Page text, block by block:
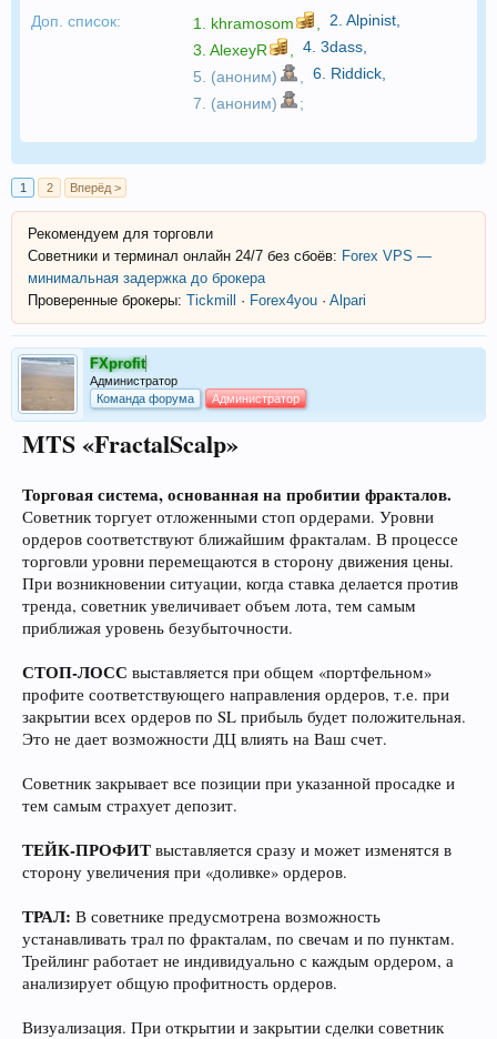
Доп. список:
1. khramosom 2. Alpinist
3. AlexeyR 4. 3dass
5. (аноним)
6. Riddick
7. (аноним)
;
1 2 Вперёд >
Рекомендуем для торговли
Советники и терминал онлайн 24/7 без сбоёв: Forex VPS —
минимальная задержка до брокера
Проверенные брокеры: Tickmill · Forex4you · Alpari
FXprofit
Администратор
Команда форума
Администратор
MTS «FractalScalp»
Торговая система, основанная на пробитии фракталов.
Советник торгует отложенными стоп ордерами. Уровни
ордеров соответствуют ближайшим фракталам. В процессе
торговли уровни перемещаются в сторону движения цены.
При возникновении ситуации, когда ставка делается против
тренда, советник увеличивает объем лота, тем самым
приближая уровень безубыточности.
СТОП-ЛОСС выставляется при общем «портфельном»
профите соответствующего направления ордеров, т.е. при
закрытии всех ордеров по SL прибыль будет положительная.
Это не дает возможности ДЦ влиять на Ваш счет.
Советник закрывает все позиции при указанной просадке и
тем самым страхует депозит.
ТЕЙК-ПРОФИТ выставляется сразу и может изменятся в
сторону увеличения при «доливке» ордеров.
ТРАЛ: В советнике предусмотрена возможность
устанавливать трал по фракталам, по свечам и по пунктам.
Трейлинг работает не индивидуально с каждым ордером, а
анализирует общую профитность ордеров.
Визуализация. При открытии и закрытии сделки советник